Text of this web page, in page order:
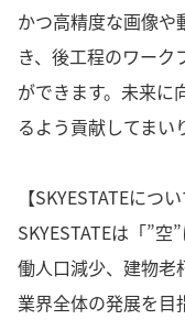
かつ高精度な画像や
き、後工程のワーク
ができます。未来に
るよう貢献してまい
【SKYESTATEについ
SKYESTATEは「”
働人口減少、建物老
業界全体の発展を目